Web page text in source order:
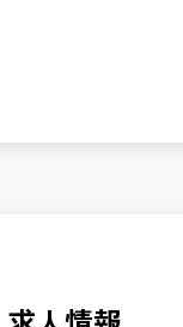
公共事業を統括する
✅PM業務の魅力
・年収1,200万円以上